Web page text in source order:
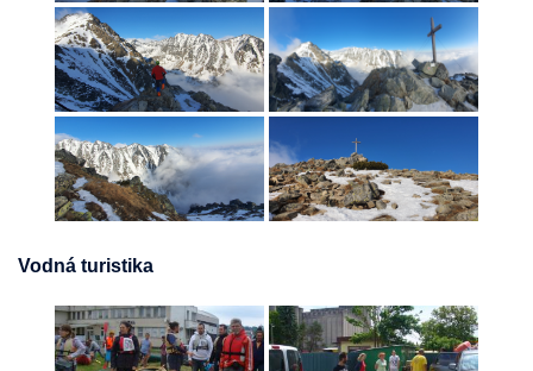
Vodná turistika